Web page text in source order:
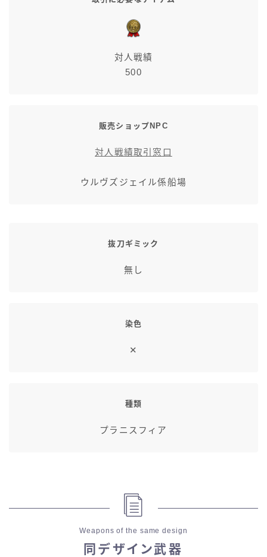
対人戦績
500
販売ショップNPC
対人戦績取引窓口
ウルヴズジェイル係船場
抜刀ギミック
無し
染色
✕
種類
プラニスフィア
Weapons of the same design
同デザイン武器